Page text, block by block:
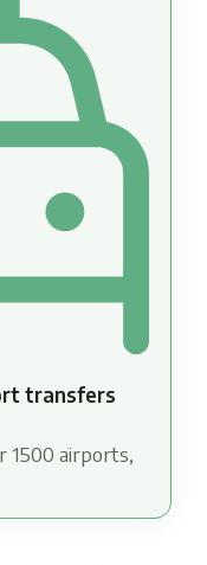
transfers
1500 airports,